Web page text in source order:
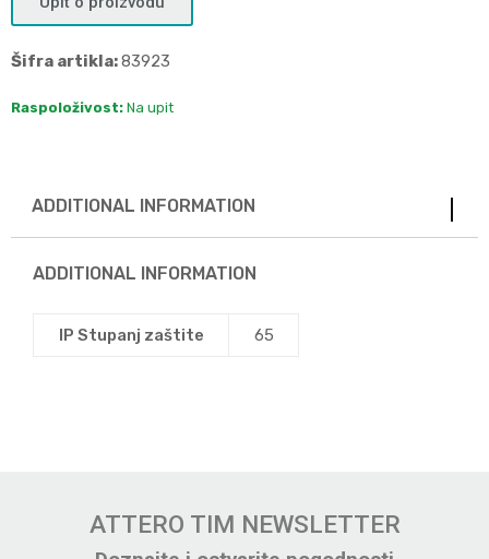
Šifra artikla:83923
Raspoloživost: Na upit
ADDITIONAL INFORMATION
ADDITIONAL INFORMATION
IP Stupanj zaštite 65
ATTERO TIM NEWSLETTER